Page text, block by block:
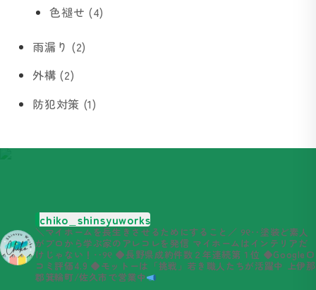
色褪せ (4)
雨漏り (2)
外構 (2)
防犯対策 (1)
chiko_shinsyuworks
＼マイホームを長生きさせるためにすること／ ୨୧‥塗装ど素人
がプロから学ぶ家のアレコレを発信 マイホームはインテリアだ
けじゃない！‥୨୧ ◆長野県成約件数２年連続第１位 ◆Google口
コミ評価4.9 ◆モットーは「挑戦」若き職人たちが活躍中 上伊那
郡箕輪町/佐久市で営業中